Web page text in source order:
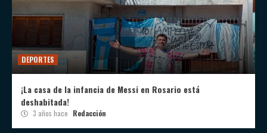
DEPORTES
¡La casa de la infancia de Messi en Rosario está
deshabitada!
3 años hace Redacción